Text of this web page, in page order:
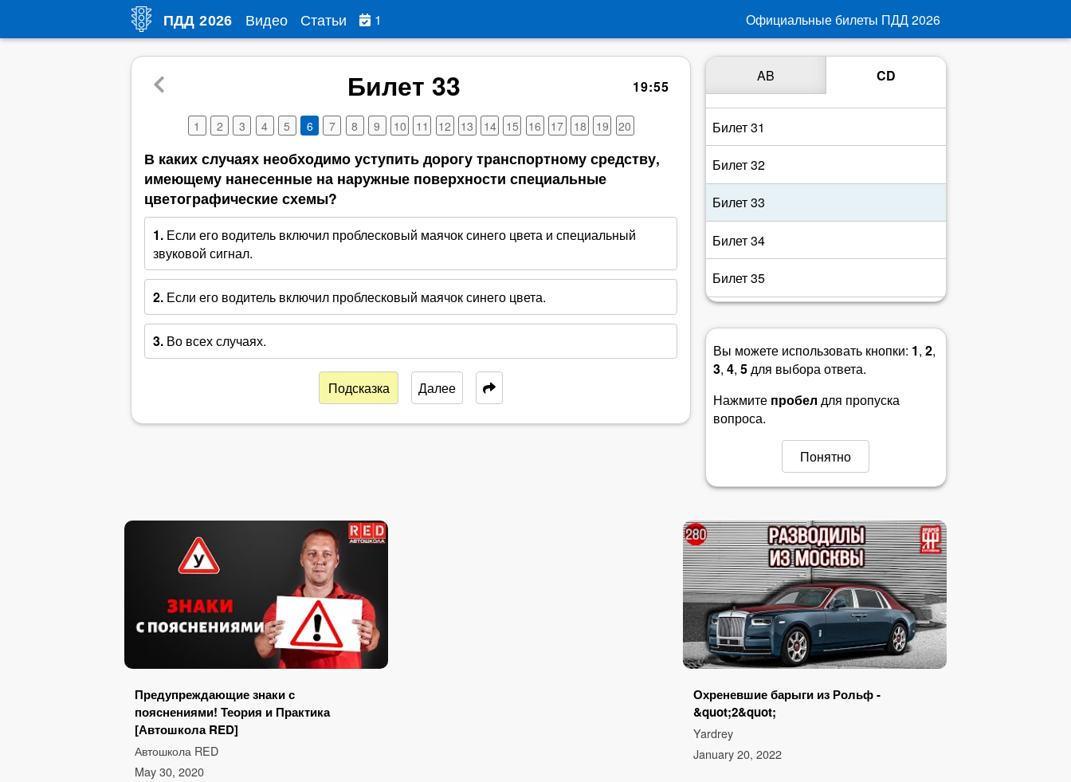
Билет 33 19:54
1 2 3 4 5 6 7 8 9 10 11 12 13 14 15 16 17 18 19 20
В каких случаях необходимо уступить дорогу транспортному средству,
имеющему нанесенные на наружные поверхности специальные
цветографические схемы?
1.Если его водитель включил проблесковый маячок синего цвета и специальный
звуковой сигнал.
2.Если его водитель включил проблесковый маячок синего цвета.
3.Во всех случаях.
Подсказка Далее
ПДД2026 Видео Статьи 1 Официальные билеты ПДД2026
AB CD
Билет 28
Билет 29
Билет 30
Билет 31
Билет 32
Билет 33
Билет 34
Билет 35
Билет 37
Билет 38
Билет 39
Вы можете использовать кнопки: 1,2,
3, 4,5для выбора ответа.
Нажмите пробел для пропуска
вопроса.
Понятно
Предупреждающие знаки с
пояснениями! Теория и Практика
[Автошкола RED]
Автошкола RED
May 30, 2020
Охреневшие барыги из Рольф -
&quot;2&quot;
Yardrey
January 20, 2022